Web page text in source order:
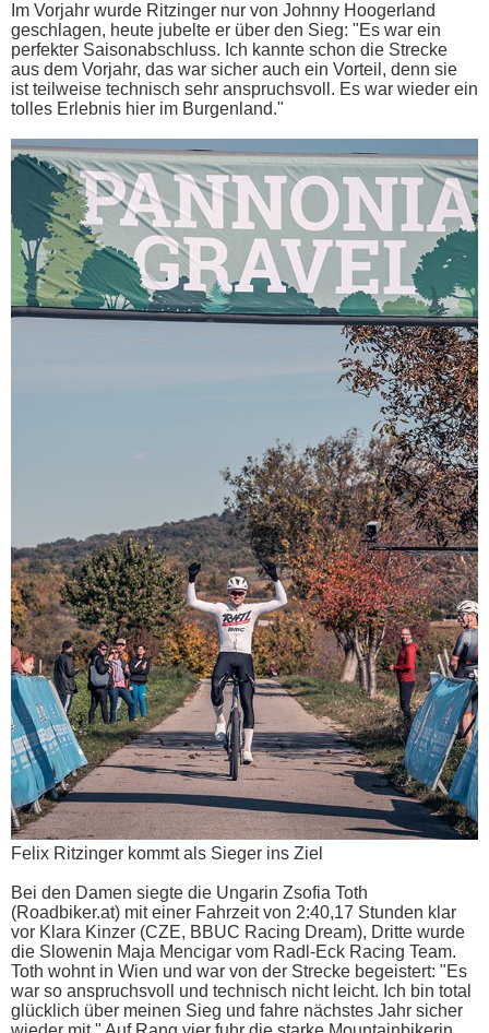
Im Vorjahr wurde Ritzinger nur von Johnny Hoogerland
geschlagen, heute jubelte er über den Sieg: "Es war ein
perfekter Saisonabschluss. Ich kannte schon die Strecke
aus dem Vorjahr, das war sicher auch ein Vorteil, denn sie
ist teilweise technisch sehr anspruchsvoll. Es war wieder ein
tolles Erlebnis hier im Burgenland."
Felix Ritzinger kommt als Sieger ins Ziel
Bei den Damen siegte die Ungarin Zsofia Toth
(Roadbiker.at) mit einer Fahrzeit von 2:40,17 Stunden klar
vor Klara Kinzer (CZE, BBUC Racing Dream), Dritte wurde
die Slowenin Maja Mencigar vom Radl-Eck Racing Team.
Toth wohnt in Wien und war von der Strecke begeistert: "Es
war so anspruchsvoll und technisch nicht leicht. Ich bin total
glücklich über meinen Sieg und fahre nächstes Jahr sicher